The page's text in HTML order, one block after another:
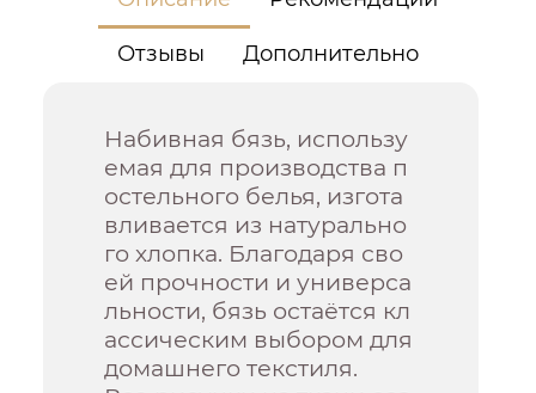
Отзывы Дополнительно
Набивная бязь, использу
емая для производства п
остельного белья, изгота
вливается из натурально
го хлопка. Благодаря сво
ей прочности и универса
льности, бязь остаётся кл
ассическим выбором для
домашнего текстиля.